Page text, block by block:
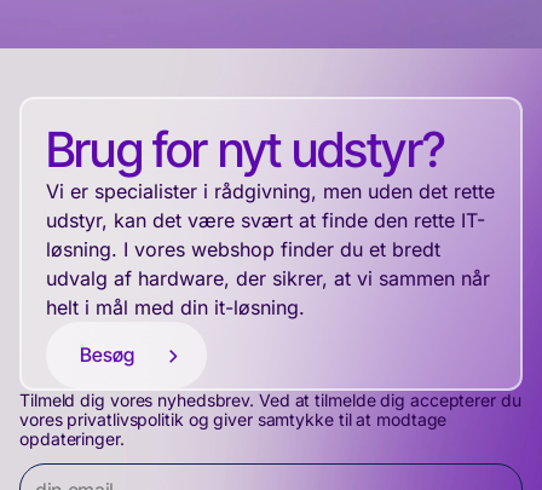
Brug for nyt udstyr?
Vi er specialister i rådgivning, men uden det rette
udstyr, kan det være svært at finde den rette IT-
løsning. I vores webshop finder du et bredt
udvalg af hardware, der sikrer, at vi sammen når
helt i mål med din it-løsning.
Besøg
Tilmeld dig vores nyhedsbrev. Ved at tilmelde dig accepterer du
vores privatlivspolitik og giver samtykke til at modtage
opdateringer.